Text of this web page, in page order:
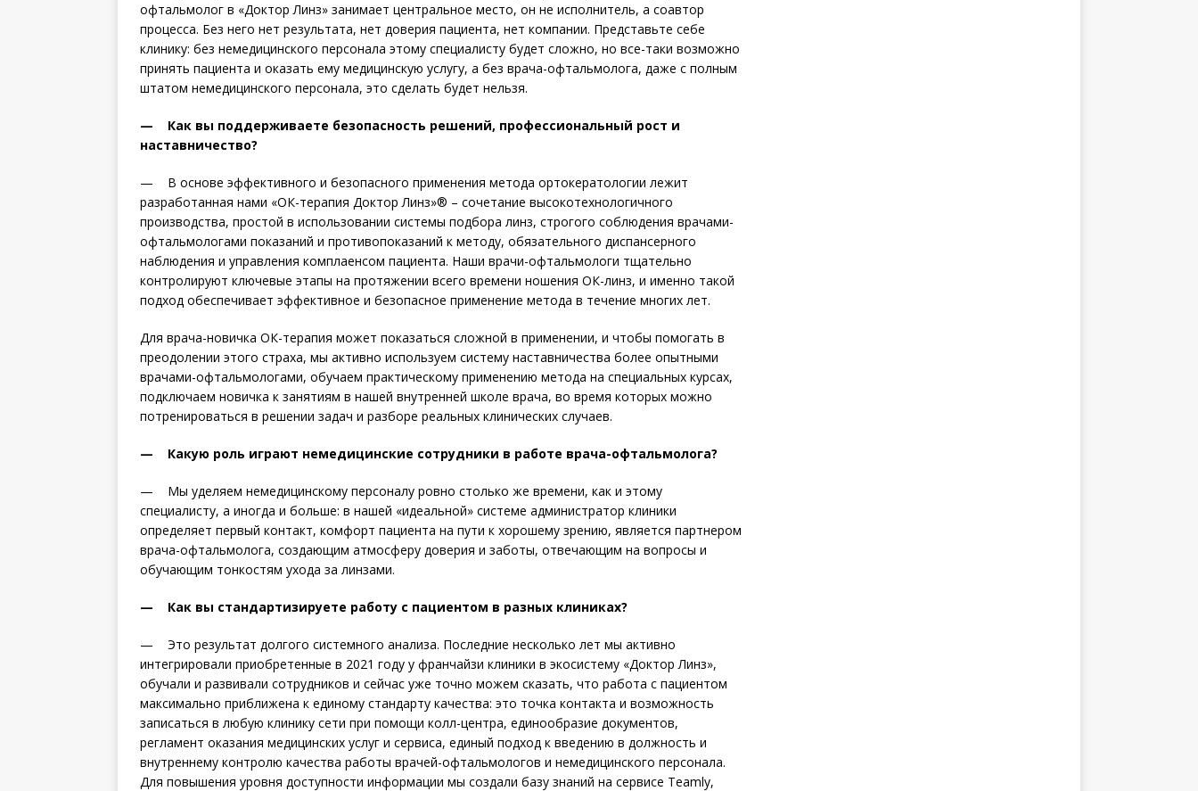
офтальмолог в «Доктор Линз» занимает центральное место, он не исполнитель, а соавтор
процесса. Без него нет результата, нет доверия пациента, нет компании. Представьте себе
клинику: без немедицинского персонала этому специалисту будет сложно, но все-таки возможно
принять пациента и оказать ему медицинскую услугу, а без врача-офтальмолога, даже с полным
штатом немедицинского персонала, это сделать будет нельзя.
— Как вы поддерживаете безопасность решений, профессиональный рост и
наставничество?
— В основе эффективного и безопасного применения метода ортокератологии лежит
разработанная нами «ОК-терапия Доктор Линз»® – сочетание высокотехнологичного
производства, простой в использовании системы подбора линз, строгого соблюдения врачами-
офтальмологами показаний и противопоказаний к методу, обязательного диспансерного
наблюдения и управления комплаенсом пациента. Наши врачи-офтальмологи тщательно
контролируют ключевые этапы на протяжении всего времени ношения ОК-линз, и именно такой
подход обеспечивает эффективное и безопасное применение метода в течение многих лет.
Для врача-новичка ОК-терапия может показаться сложной в при­­мене­нии, и чтобы помогать в
преодолении этого страха, мы активно используем си­стему наставничества более опытными
врачами-офтальмологами, обучаем практическому применению метода на специальных курсах,
подключаем новичка к занятиям в нашей внутренней школе врача, во время которых можно
потренироваться в решении задач и разборе реальных клинических случаев.
— Какую роль играют немеди­цинские сотрудники в работе врача-офтальмолога?
— Мы уделяем немедицинскому персоналу ровно столько же времени, как и этому
специалисту, а иногда и больше: в нашей «идеальной» системе администратор клиники
определяет первый контакт, комфорт пациента на пути к хорошему зрению, является партнером
врача-офтальмолога, создающим атмосферу доверия и заботы, отвечающим на вопросы и
обучающим тонкостям ухода за линзами.
— Как вы стандартизируете работу с пациентом в разных клиниках?
— Это результат долгого системного анализа. Последние несколько лет мы активно
интегрировали приобретенные в 2021 году у франчайзи клиники в экосистему «Доктор Линз»,
обучали и развивали сотрудников и сейчас уже точно можем сказать, что работа с пациентом
максимально приближена к единому стандарту качества: это точка контакта и возможность
записаться в любую клинику сети при помощи колл-центра, единообразие документов,
регламент оказания медицинских услуг и сервиса, единый подход к введению в должность и
внутреннему контролю качества работы врачей-офтальмологов и немедицинского персонала.
Для повышения уровня доступности информации мы создали базу знаний на сервисе Teamly,